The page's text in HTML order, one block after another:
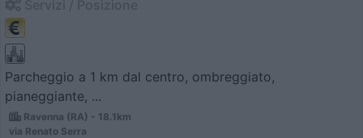
Parcheggio a 1 km dal centro, ombreggiato,
pianeggiante, ...
Ravenna (RA) - 18.1km
via Renato Serra